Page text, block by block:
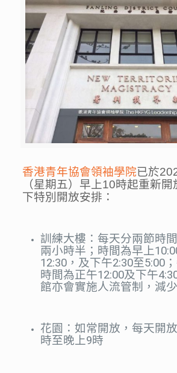
香港青年協會領袖學院已於
（星期五）早上10時起重新
下特別開放安排：
訓練大樓：每天分兩節時
兩小時半；時間為早上
12:30，及下午2:30至5:00
時間為正午12:00及下午
館亦會實施人流管制，減
花園：如常開放，每天開
時至晚上9時